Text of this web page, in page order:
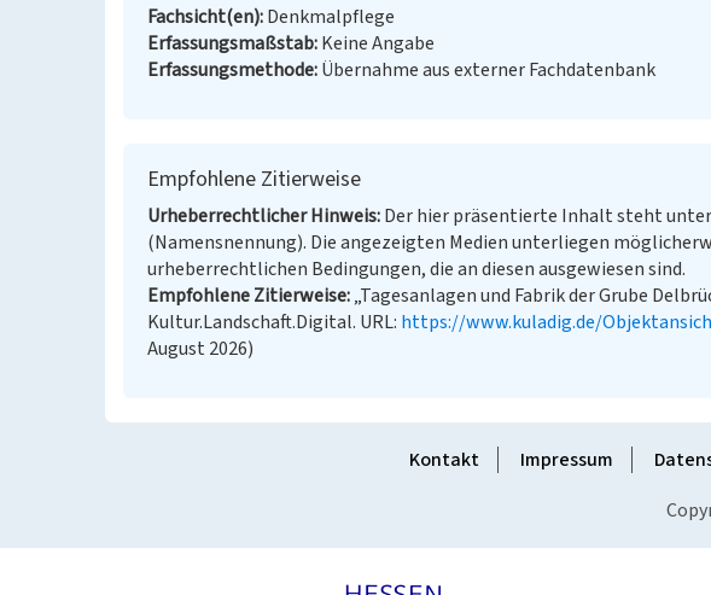
Fachsicht(en) Denkmalpflege
Erfassungsmaßstab Keine Angabe
Erfassungsmethode Übernahme aus externer Fachdatenbank
Empfohlene Zitierweise
Urheberrechtlicher Hinweis Der hier präsentierte Inhalt steht
(Namensnennung). Die angezeigten Medien unterliegen
urheberrechtlichen Bedingungen, die an diesen ausgewiesen sind.
Empfohlene Zitierweise „Tagesanlagen und Fabrik der Grube
Kultur.Landschaft.Digital. URL: https://www.kuladig.de/
August 2026)
Kontakt Impressum